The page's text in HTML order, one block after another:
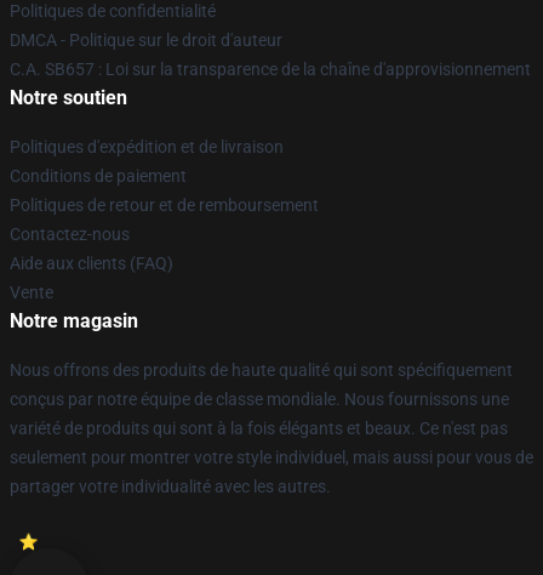
Politiques de confidentialité
DMCA - Politique sur le droit d'auteur
C.A. SB657 : Loi sur la transparence de la chaîne d'approvisionnement
Notre soutien
Politiques d'expédition et de livraison
Conditions de paiement
Politiques de retour et de remboursement
Contactez-nous
Aide aux clients (FAQ)
Vente
Notre magasin
Nous offrons des produits de haute qualité qui sont spécifiquement
conçus par notre équipe de classe mondiale. Nous fournissons une
variété de produits qui sont à la fois élégants et beaux. Ce n'est pas
seulement pour montrer votre style individuel, mais aussi pour vous de
partager votre individualité avec les autres.